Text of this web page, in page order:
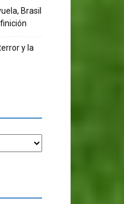
Brasil
y la